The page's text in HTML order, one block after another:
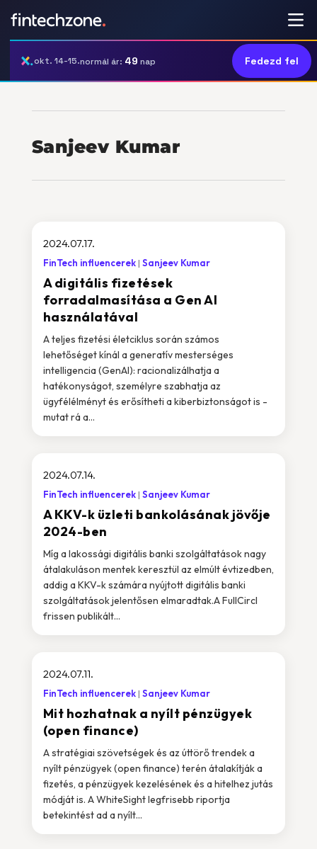
okt. 14-15.normál ár: 49 nap Fedezd fel
Sanjeev Kumar
A digitális fizetések
forradalmasítása a Gen AI
használatával
2024.07.17.
FinTech influencerek Sanjeev Kumar
A teljes fizetési életciklus során számos
lehetőséget kínál a generatív mesterséges
intelligencia (GenAI): racionalizálhatja a
hatékonyságot, személyre szabhatja az
ügyfélélményt és erősítheti a kiberbiztonságot is -
mutat rá a...
A KKV-k üzleti bankolásának jövője
2024-ben
2024.07.14.
FinTech influencerek Sanjeev Kumar
Míg a lakossági digitális banki szolgáltatások nagy
átalakuláson mentek keresztül az elmúlt évtizedben,
addig a KKV-k számára nyújtott digitális banki
szolgáltatások jelentősen elmaradtak.A FullCircl
frissen publikált...
Mit hozhatnak a nyílt pénzügyek
(open finance)
2024.07.11.
FinTech influencerek Sanjeev Kumar
A stratégiai szövetségek és az úttörő trendek a
nyílt pénzügyek (open finance) terén átalakítják a
fizetés, a pénzügyek kezelésének és a hitelhez jutás
módját is. A WhiteSight legfrisebb riportja
betekintést ad a nyílt...